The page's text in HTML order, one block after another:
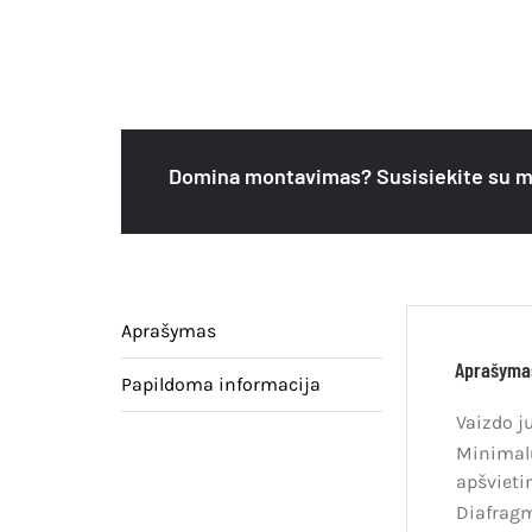
Domina montavimas? Susisiekite su
Aprašymas
Papildoma informacija
Vaizdo